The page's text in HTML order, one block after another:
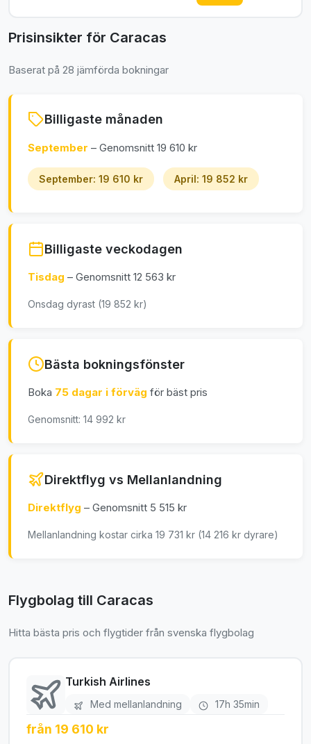
Prisinsikter för Caracas
Baserat på 28 jämförda bokningar
Billigaste månaden
September – Genomsnitt 19 610 kr
September: 19 610 kr April: 19 852 kr
Billigaste veckodagen
Tisdag – Genomsnitt 12 563 kr
Onsdag dyrast (19 852 kr)
Bästa bokningsfönster
Boka 75 dagar i förväg för bäst pris
Genomsnitt: 14 992 kr
Direktflyg vs Mellanlandning
Direktflyg – Genomsnitt 5 515 kr
Mellanlandning kostar cirka 19 731 kr (14 216 kr dyrare)
Flygbolag till Caracas
Hitta bästa pris och flygtider från svenska flygbolag
Turkish Airlines
Med mellanlandning 17h 35min
från 19 610 kr